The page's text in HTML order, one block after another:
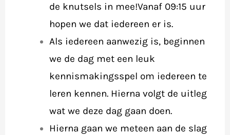
de knutsels in mee!Vanaf 09:15 uur
hopen we dat iedereen er is.
Als iedereen aanwezig is, beginnen
we de dag met een leuk
kennismakingsspel om iedereen te
leren kennen. Hierna volgt de uitleg
wat we deze dag gaan doen.
Hierna gaan we meteen aan de slag